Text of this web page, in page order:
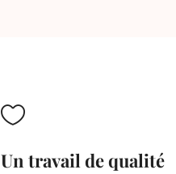

Un travail de qualité